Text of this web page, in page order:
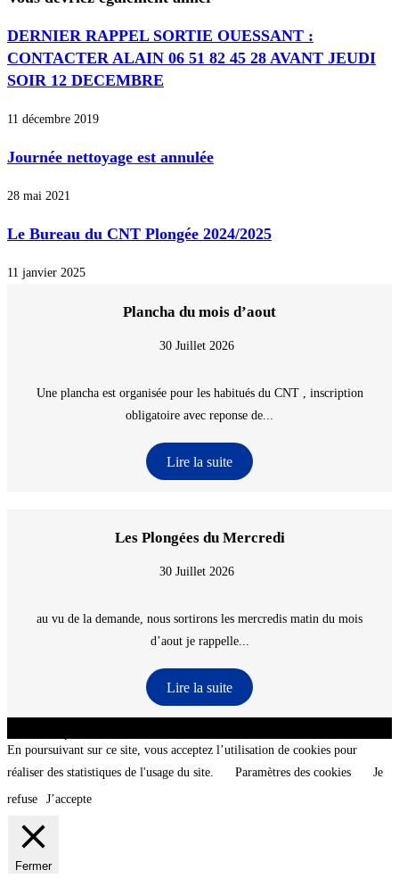
DERNIER RAPPEL SORTIE OUESSANT :
CONTACTER ALAIN 06 51 82 45 28 AVANT JEUDI
SOIR 12 DECEMBRE
11 décembre 2019
Journée nettoyage est annulée
28 mai 2021
Le Bureau du CNT Plongée 2024/2025
11 janvier 2025
Plancha du mois d’aout
30 Juillet 2026
Une plancha est organisée pour les habitués du CNT , inscription
obligatoire avec reponse de...
Lire la suite
Les Plongées du Mercredi
30 Juillet 2026
au vu de la demande, nous sortirons les mercredis matin du mois
d’aout je rappelle...
Lire la suite
En poursuivant sur ce site, vous acceptez l’utilisation de cookies pour
réaliser des statistiques de l'usage du site.
Paramètres des cookies
Je
refuse
J’accepte
Fermer